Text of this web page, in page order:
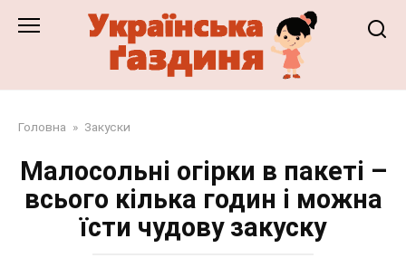
Головна » Закуски
Малосольні огірки в пакеті –
всього кілька годин і можна
їсти чудову закуску